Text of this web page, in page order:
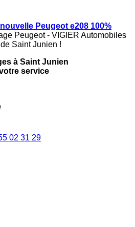
nouvelle Peugeot e208 100%
Peugeot - VIGIER Automobiles
de Saint Junien !
à Saint Junien
service
02 31 29